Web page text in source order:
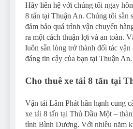
Hãy liên hệ với chúng tôi ngay
8 tấn tại Thuận An. Chúng tôi sẵn
đảm bảo quá trình vận chuyển
ra một cách thuận lợi và an toàn.
luôn sẵn lòng trở thành đối tác vận
đáng tin cậy của bạn tại Thuận An.
Cho thuê xe tải 8 tấn tại
Vận tải Lâm Phát hân hạnh cung
xe tải 8 tấn tại Thủ Dầu Một –
tỉnh Bình Dương. Với nhiều năm